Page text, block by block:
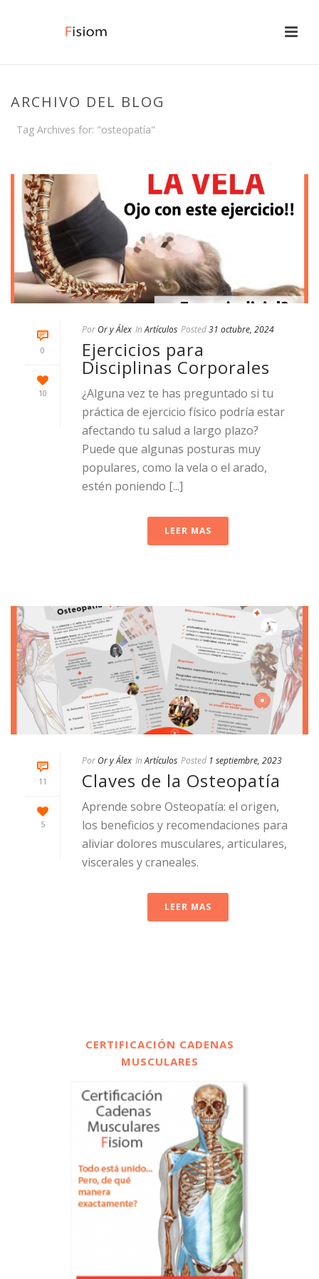
ARCHIVO DEL BLOG
Tag Archives for: "osteopatía"
0
10
Por Or y Álex In Artículos Posted31 octubre, 2024
Ejercicios para
Disciplinas Corporales
¿Alguna vez te has preguntado si tu
práctica de ejercicio físico podría estar
afectando tu salud a largo plazo?
Puede que algunas posturas muy
populares, como la vela o el arado,
estén poniendo [...]
LEER MAS
11
5
Por Or y Álex In Artículos Posted 1 septiembre, 2023
Claves de la Osteopatía
Aprende sobre Osteopatía: el origen,
los beneficios y recomendaciones para
aliviar dolores musculares, articulares,
viscerales y craneales.
LEER MAS
CERTIFICACIÓN CADENAS
MUSCULARES